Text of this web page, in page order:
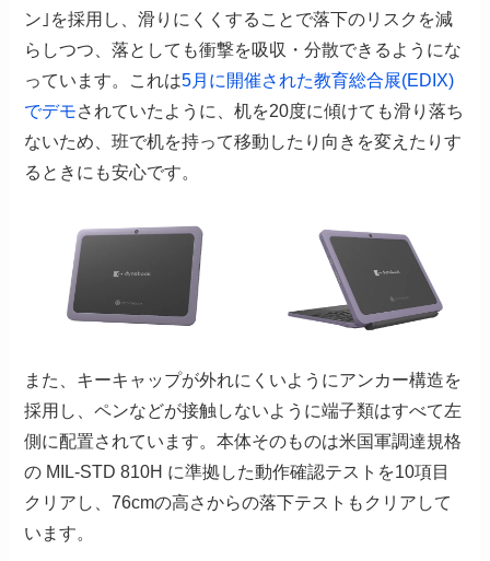
ン｣を採用し、滑りにくくすることで落下のリスクを減
らしつつ、落としても衝撃を吸収・分散できるようにな
っています。これは5月に開催された教育総合展(EDIX)
でデモされていたように、机を20度に傾けても滑り落ち
ないため、班で机を持って移動したり向きを変えたりす
るときにも安心です。
また、キーキャップが外れにくいようにアンカー構造を
採用し、ペンなどが接触しないように端子類はすべて左
側に配置されています。本体そのものは米国軍調達規格
の MIL-STD 810H に準拠した動作確認テストを10項目
クリアし、76cmの高さからの落下テストもクリアして
います。